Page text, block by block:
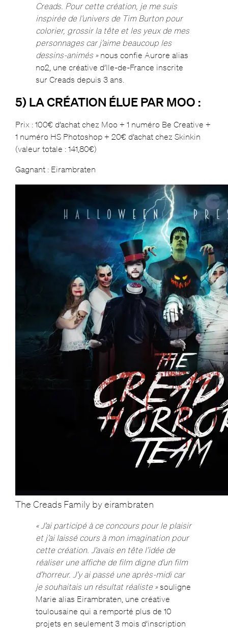
Creads. Pour cette création, je me suis
inspirée de l’univers de Tim Burton pour
colorier, grossir la tête et les yeux de mes
personnages car j’aime beaucoup les
dessins-animés » nous confie Aurore alias
no2, une créative d’Ile-de-France inscrite
sur Creads depuis 3 ans.
5) LA CRÉATION ÉLUE PAR MOO :
Prix : 100€ d’achat chez Moo + 1 numéro Be Creative +
1 numéro HS Photoshop + 20€ d’achat chez Skinkin
(valeur totale : 141,80€)
Gagnant : Eirambraten
The Creads Family by eirambraten
« J’ai participé à ce concours pour le plaisir
et j’ai laissé cours à mon imagination pour
cette création. J’avais en tête l’idée de
réaliser une affiche de film digne d’un film
d’horreur. J’y ai passé une après-midi car
je souhaitais un résultat réaliste »souligne
Marie alias Eirambraten, une créative
toulousaine qui a remporté plus de 10
projets en seulement 3 mois d’inscription